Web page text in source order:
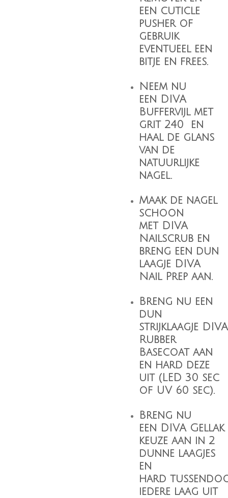
een cuticle
pusher of
gebruik
eventueel een
bitje en frees.
Neem nu
een DIVA
Buffervijlmet
grit 240 en
haal de glans
van de
natuurlijke
nagel.
Maak de nagel
schoon
met DIVA
Nailscrub en
breng een dun
laagje DIVA
Nail Prep aan.
Breng nu een
dun
strijklaagje DIVA
Rubber
Basecoataan
en hard deze
uit (LED 30 sec
of UV 60 sec).
Breng nu
een DIVA Gellak
keuze aan in 2
dunne laagjes
en
hard
iedere laag uit